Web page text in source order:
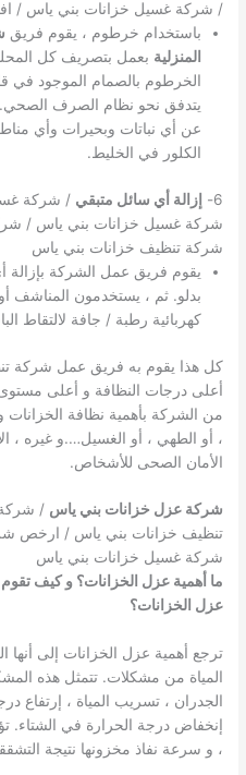
/ شركة غسيل خزانات بني ياس /
باستخدام خرطوم ، يقوم فريق
المنزلية بعمل بتصريف كل
الخرطوم بالصمام الموجود في
يتدفق نحو نظام الصرف الصحي.
عن أي نباتات وبحيرات وأي
الكلور في الخليط.
6- إزالة أي سائل متبقي / شركة
شركة غسيل خزانات بني ياس /
شركة تنظيف خزانات بني ياس
يقوم فريق عمل الشركة
بدلو. ثم ، يستخدمون
كهربائية رطبة / جافة لالتقاط
كل هذا يقوم به فريق عمل شركة
أعلى درجات النظافة و أعلى
من الشركة بأهمية نظافة
، أو الطهي ، أو الغسيل….و غيره ،
الأمان الصحى للأشخاص.
شركة عزل خزانات بني ياس /
تنظيف خزانات بني ياس / ارخص
شركة غسيل خزانات بني ياس
ما أهمية عزل الخزانات؟ و كيف
عزل الخزانات؟
ترجع أهمية عزل الخزانات إلى أنها
المياة من مشكلات. تتمثل هذه
الجدران ، تسريب المياة ، إرتفاع
إنخفاض درجة الحرارة في الشتاء.
، و سرعة نفاذ مخزونها نتيجة